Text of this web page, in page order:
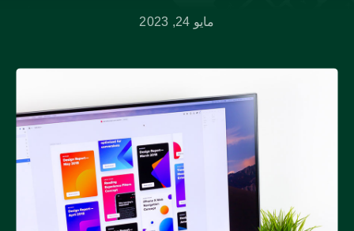
مايو 24, 2023